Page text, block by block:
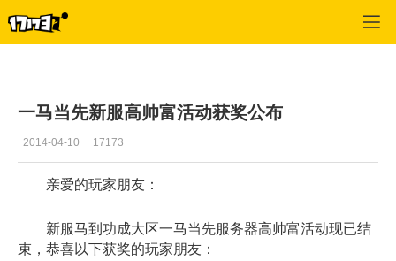
一马当先新服高帅富活动获奖公布
2014-04-10 17173
亲爱的玩家朋友：
新服马到功成大区一马当先服务器高帅富活动现已结
束，恭喜以下获奖的玩家朋友：